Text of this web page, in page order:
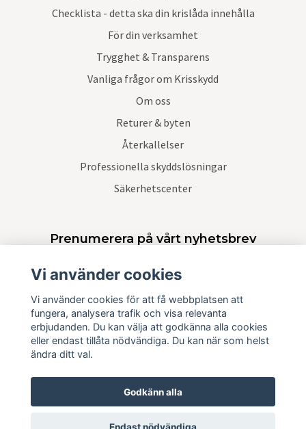
Checklista - detta ska din krislåda innehålla
För din verksamhet
Trygghet & Transparens
Vanliga frågor om Krisskydd
Om oss
Returer & byten
Återkallelser
Professionella skyddslösningar
Säkerhetscenter
Prenumerera på vårt nyhetsbrev
Vi använder cookies
Vi använder cookies för att få webbplatsen att
fungera, analysera trafik och visa relevanta
erbjudanden. Du kan välja att godkänna alla cookies
eller endast tillåta nödvändiga. Du kan när som helst
ändra ditt val.
Godkänn alla